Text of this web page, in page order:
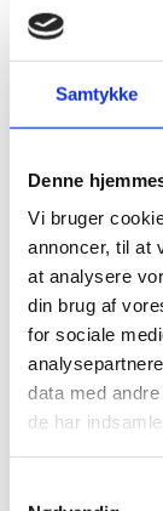
Samtykke
Denne
Vi bruger
annoncer, til at
at analysere
din brug af
for sociale
data med
de har
udstyr, så
fra systemet.
De
kan blandt
snavsede, kan
energiforbrug
udskiftes efter
eksempelvis
boligen ligger
Viborgvej,
Efter rens
fjernes, kan
tidligere er